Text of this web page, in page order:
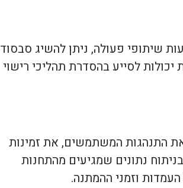
שיתופי פעולה, ניתן להשיג סבסוד
לסייע בהסדרת תהליכי רישוי
התנהגות המשתמשים, את זמינות
נתונים שמגיעים מהתחנות
וזמני ההמתנה.